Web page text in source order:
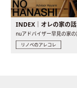
INDEX｜オレの家の話
リノベのアレコレ